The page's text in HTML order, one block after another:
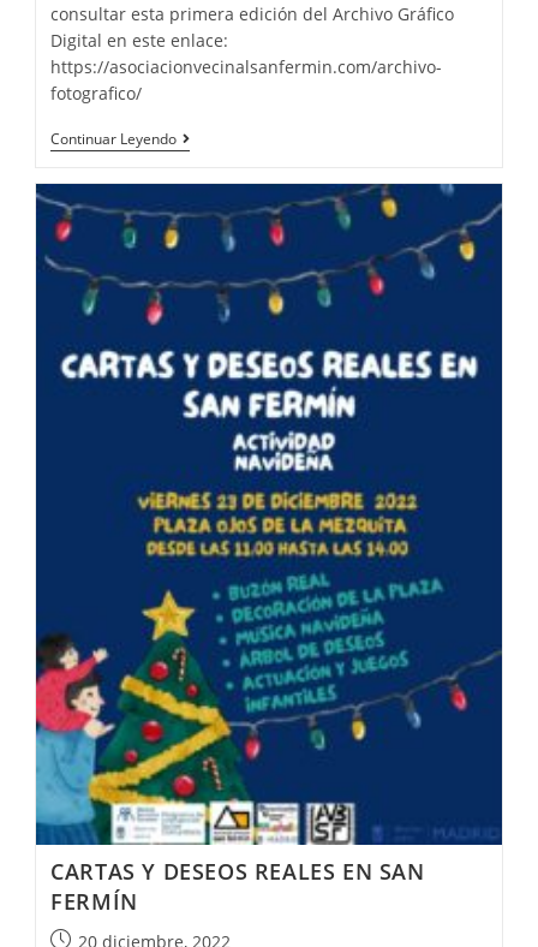
consultar esta primera edición del Archivo Gráfico
Digital en este enlace:
https://asociacionvecinalsanfermin.com/archivo-
fotografico/
Continuar Leyendo
CARTAS Y DESEOS REALES EN SAN
FERMÍN
20 diciembre, 2022